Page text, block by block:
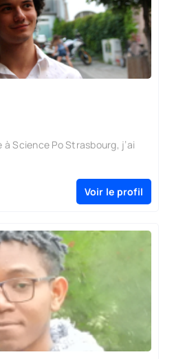
Po Strasbourg, j’ai
Voir le profil